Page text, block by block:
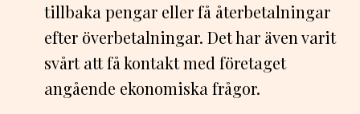
tillbaka pengar eller få återbetalningar
efter överbetalningar. Det har även varit
svårt att få kontakt med företaget
angående ekonomiska frågor.